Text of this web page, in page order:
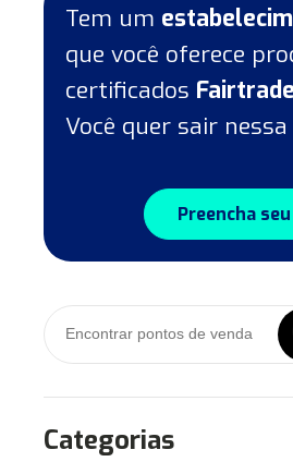
Tem um
que você oferece
certificados Fairtrade
Você quer sair nessa
Preencha
Categorias